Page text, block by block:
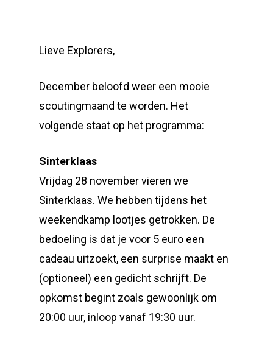
Lieve Explorers,
December beloofd weer een mooie
scoutingmaand te worden. Het
volgende staat op het programma:
Sinterklaas
Vrijdag 28 november vieren we
Sinterklaas. We hebben tijdens het
weekendkamp lootjes getrokken. De
bedoeling is dat je voor 5 euro een
cadeau uitzoekt, een surprise maakt en
(optioneel) een gedicht schrijft. De
opkomst begint zoals gewoonlijk om
20:00 uur, inloop vanaf 19:30 uur.